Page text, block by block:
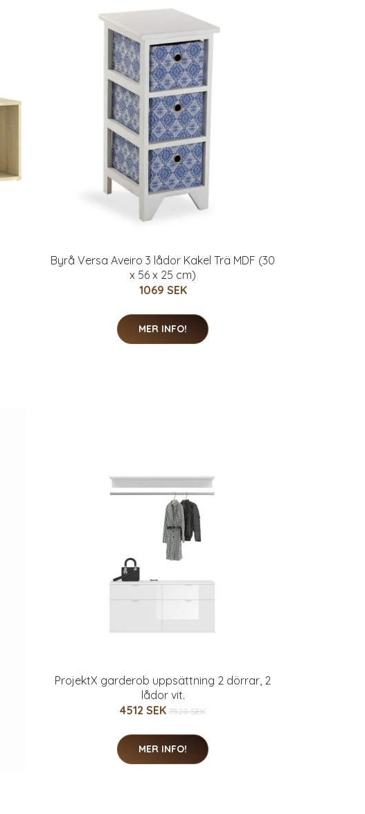
Byrå Versa Aveiro 3 lådor Kakel Trä MDF (30
x 56 x 25 cm)
1069 SEK
MER INFO!
ProjektX garderob uppsättning 2 dörrar, 2
lådor vit.
4512 SEK 7520 SEK
MER INFO!